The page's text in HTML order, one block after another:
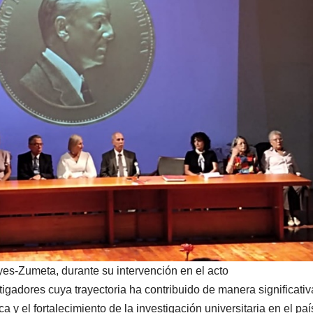
Zumeta, durante su intervención en el acto
cuya trayectoria ha contribuido de manera
y el fortalecimiento de la investigación universitaria en el